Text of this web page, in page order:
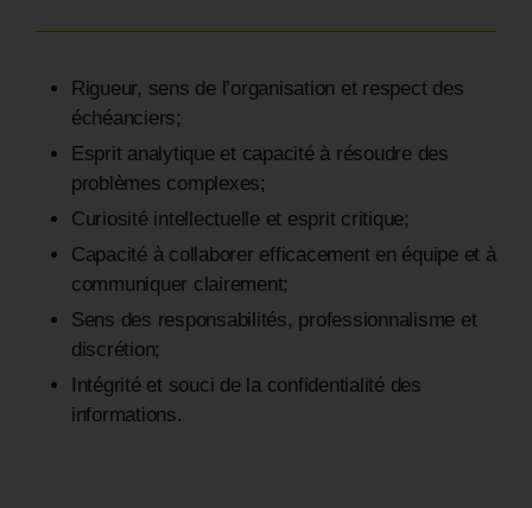
Rigueur, sens de l’organisation et respect des
échéanciers;
Esprit analytique et capacité à résoudre des
problèmes complexes;
Curiosité intellectuelle et esprit critique;
Capacité à collaborer efficacement en équipe et à
communiquer clairement;
Sens des responsabilités, professionnalisme et
discrétion;
Intégrité et souci de la confidentialité des
informations.